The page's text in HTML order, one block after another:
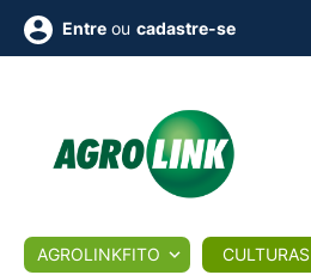
BIOLÓGICOS COTAÇÕES
Entre ou cadastre-se
AGROLINKFITO CULTURAS